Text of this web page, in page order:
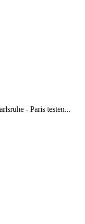
- Paris testen...